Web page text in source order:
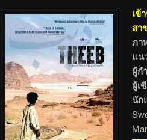
เข้
สา
ภา
แน
ผู้ก
ผู้เ
นัก